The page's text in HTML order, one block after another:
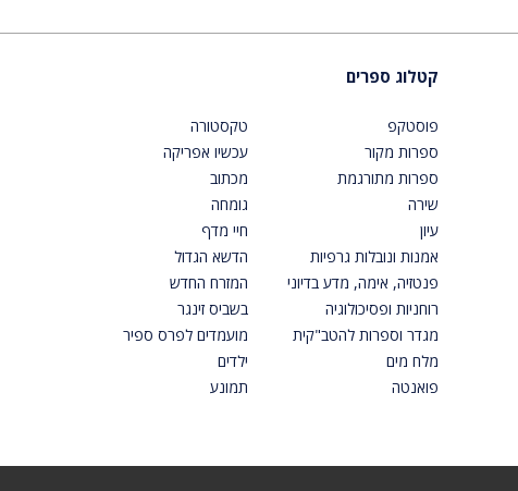
קטלוג ספרים
פוסטקפ
ספרות מקור
ספרות מתורגמת
שירה
עיון
אמנות ונובלות גרפיות
פנטזיה, אימה, מדע בדיוני
רוחניות ופסיכולוגיה
מגדר וספרות להטב"קית
מלח מים
פואנטה
טקסטורה
עכשיו אפריקה
מכתוב
גומחה
חיי מדף
הדשא הגדול
המזרח החדש
בשביס זינגר
מועמדים לפרס ספיר
ילדים
תמונע